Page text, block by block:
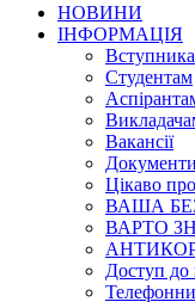
НОВИНИ
ІНФОРМАЦІЯ
Студентам
Вакансії
Документи
Цікаво
ВАША
ВАРТО
Доступ до